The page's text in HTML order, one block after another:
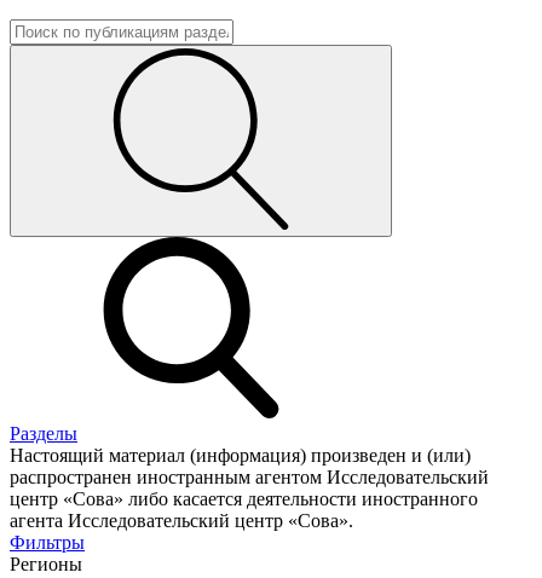
Разделы
Настоящий материал (информация) произведен и (или)
распространен иностранным агентом Исследовательский
центр «Сова» либо касается деятельности иностранного
агента Исследовательский центр «Сова».
Фильтры
Регионы